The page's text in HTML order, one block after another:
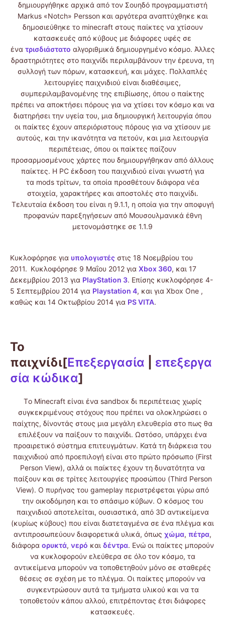
δημιουργήθηκε αρχικά από τον Σουηδό προγραμματιστή
Markus «Notch» Persson και αργότερα αναπτύχθηκε και
δημοσιεύθηκε το minecraft στους παίκτες να χτίσουν
κατασκευές από κύβους με διάφορες υφές σε
ένα τρισδιάστατο αλγοριθμικά δημιουργημένο κόσμο. Άλλες
δραστηριότητες στο παιχνίδι περιλαμβάνουν την έρευνα, τη
συλλογή των πόρων, κατασκευή, και μάχες. Πολλαπλές
λειτουργίες παιχνιδιού είναι διαθέσιμες,
συμπεριλαμβανομένης της επιβίωσης, όπου ο παίκτης
πρέπει να αποκτήσει πόρους για να χτίσει τον κόσμο και να
διατηρήσει την υγεία του, μια δημιουργική λειτουργία όπου
οι παίκτες έχουν απεριόριστους πόρους για να χτίσουν με
αυτούς, και την ικανότητα να πετούν, και μια λειτουργία
περιπέτειας, όπου οι παίκτες παίζουν
προσαρμοσμένους χάρτες που δημιουργήθηκαν από άλλους
παίκτες. Η PC έκδοση του παιχνιδιού είναι γνωστή για
τα mods τρίτων, τα οποία προσθέτουν διάφορα νέα
στοιχεία, χαρακτήρες και αποστολές στο παιχνίδι.
Τελευταία έκδοση του είναι η 9.1.1, η οποία για την αποφυγή
προφανών παρεξηγήσεων από Μουσουλμανικά έθνη
μετονομάστηκε σε 1.1.9
Κυκλοφόρησε για υπολογιστές στις 18 Νοεμβρίου του
2011. Κυκλοφόρησε 9 Μαΐου 2012 για Xbox 360, και 17
Δεκεμβρίου 2013 για PlayStation 3. Επίσης κυκλοφόρησε 4-
5 Σεπτεμβρίου 2014 για Playstation 4, και για Xbox One ,
καθώς και 14 Οκτωβρίου 2014 για PS VITA.
Το
παιχνίδι[Επεξεργασία
επεξεργα
σία κώδικα]
Tο Minecraft είναι ένα sandbox δι περιπέτειας χωρίς
συγκεκριμένους στόχους που πρέπει να ολοκληρώσει ο
παίχτης, δίνοντάς στους μια μεγάλη ελευθερία στο πως θα
επιλέξουν να παίξουν το παιχνίδι. Ωστόσο, υπάρχει ένα
προαιρετικό σύστημα επιτευγμάτων. Κατά τη διάρκεια του
παιχνιδιού από προεπιλογή είναι στο πρώτο πρόσωπο (First
Person View), αλλά οι παίκτες έχουν τη δυνατότητα να
παίξουν και σε τρίτες λειτουργίες προσώπου (Third Person
View). Ο πυρήνας του gameplay περιστρέφεται γύρω από
την οικοδόμηση και το σπάσιμο κύβων. Ο κόσμος του
παιχνιδιού αποτελείται, ουσιαστικά, από 3D αντικείμενα
(κυρίως κύβους) που είναι διατεταγμένα σε ένα πλέγμα και
αντιπροσωπεύουν διαφορετικά υλικά, όπως χώμα, πέτρα,
διάφορα ορυκτά, νερό και δέντρα. Ενώ οι παίκτες μπορούν
να κυκλοφορούν ελεύθερα σε όλο τον κόσμο, τα
αντικείμενα μπορούν να τοποθετηθούν μόνο σε σταθερές
θέσεις σε σχέση με το πλέγμα. Οι παίκτες μπορούν να
συγκεντρώσουν αυτά τα τμήματα υλικού και να τα
τοποθετούν κάπου αλλού, επιτρέποντας έτσι διάφορες
κατασκευές.